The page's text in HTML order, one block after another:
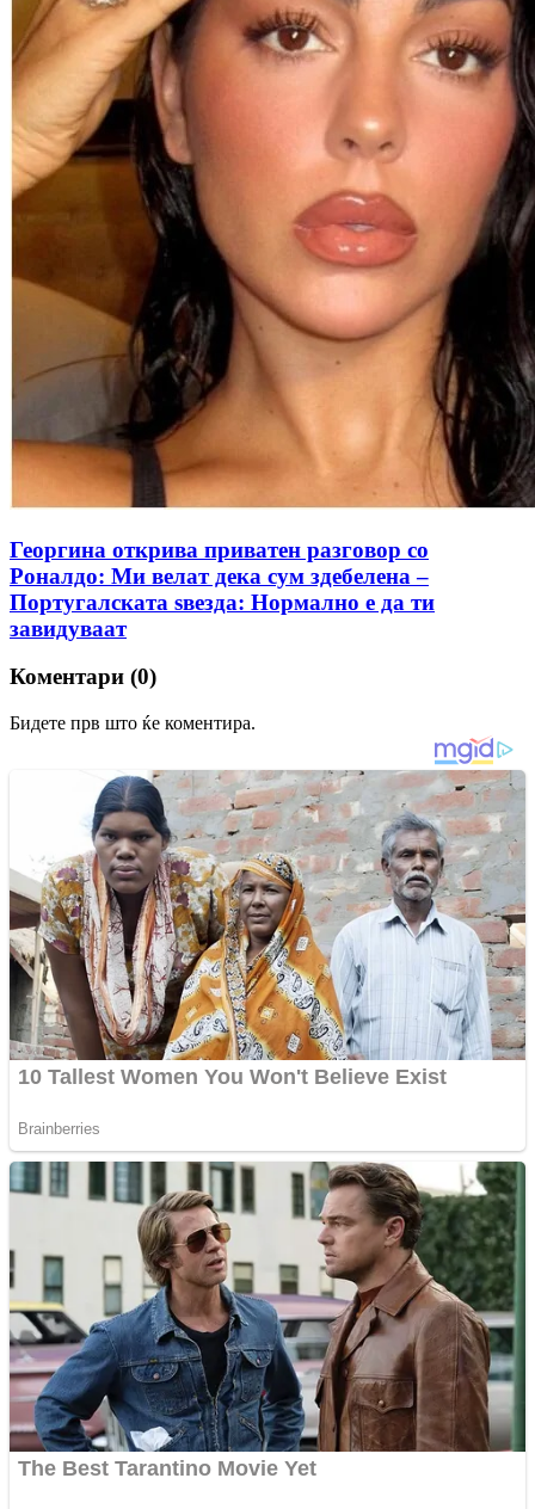
Георгина открива приватен разговор со
Роналдо: Ми велат дека сум здебелена –
Португалската ѕвезда: Нормално е да ти
завидуваат
Коментари (0)
Бидете прв што ќе коментира.